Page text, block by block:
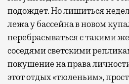
подождет. Но лишиться
лежа у бассейна в новом
перебрасываться с такими
соседями светскими
покушение на права
этот отдых «тюленьим»,